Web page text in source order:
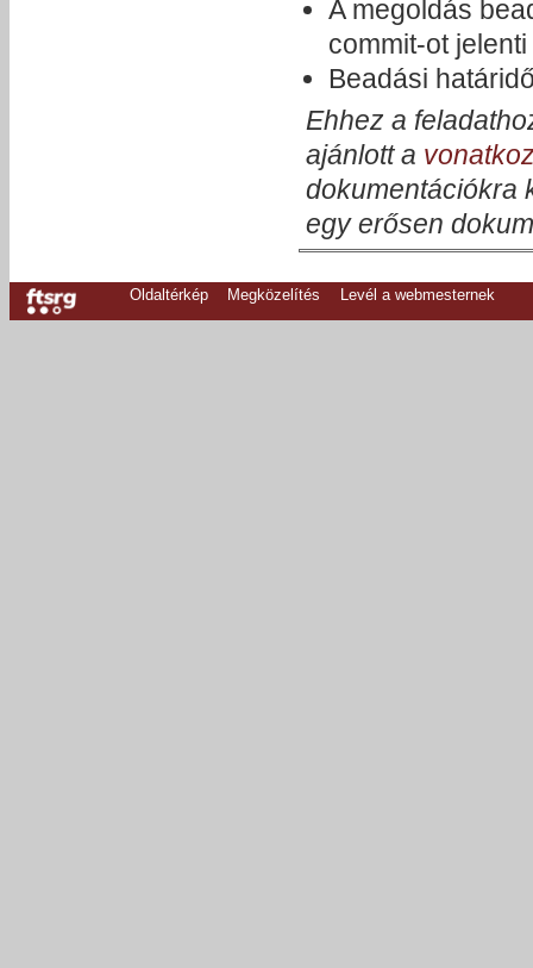
A megoldás
commit-ot
Beadási
Ehhez a
ajánlott a
dokumentációkra
egy erősen
Oldaltérkép Megközelítés Levél a webmesternek